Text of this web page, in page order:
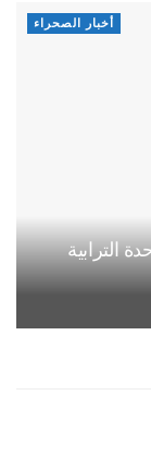
أخبار الصحراء
الترابية